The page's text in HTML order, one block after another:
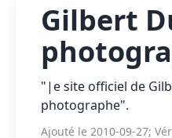
Gilbert
"|e site officiel de
photographe".
Ajouté le 2010-09-27;